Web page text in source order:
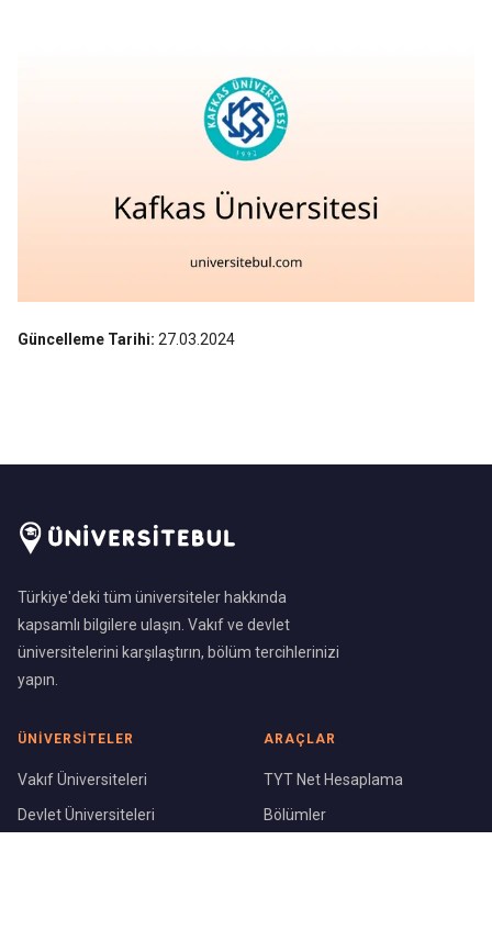
Güncelleme Tarihi: 27.03.2024
Türkiye'deki tüm üniversiteler hakkında
kapsamlı bilgilere ulaşın. Vakıf ve devlet
üniversitelerini karşılaştırın, bölüm tercihlerinizi
yapın.
ÜNIVERSITELER
Vakıf Üniversiteleri
Devlet Üniversiteleri
ARAÇLAR
TYT Net Hesaplama
Bölümler